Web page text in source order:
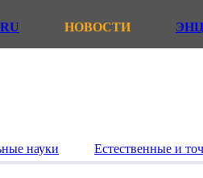
НОВОСТИ
науки Естественные и